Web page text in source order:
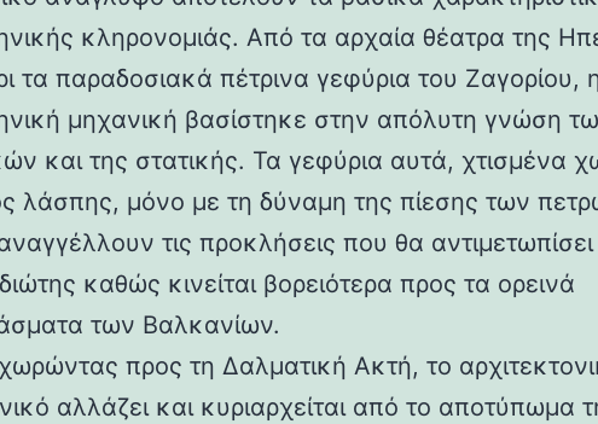
κληρονομιάς. Από τα αρχαία θέατρα της
τα παραδοσιακά πέτρινα γεφύρια του Ζαγορίου,
μηχανική βασίστηκε στην απόλυτη γνώση
και της στατικής. Τα γεφύρια αυτά, χτισμένα
λάσπης, μόνο με τη δύναμη της πίεσης των
τις προκλήσεις που θα
καθώς κινείται βορειότερα προς τα ορεινά
των Βαλκανίων.
προς τη Δαλματική Ακτή, το
αλλάζει και κυριαρχείται από το αποτύπωμα